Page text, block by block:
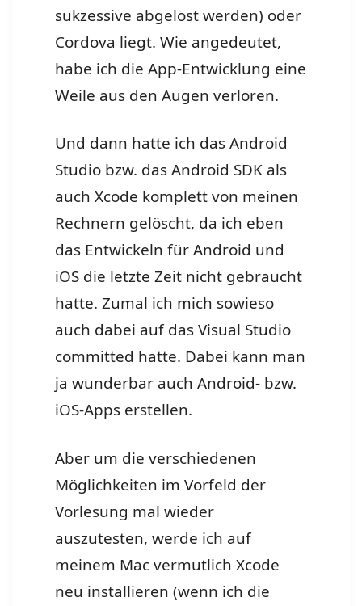
sukzessive abgelöst werden) oder
Cordova liegt. Wie angedeutet,
habe ich die App-Entwicklung eine
Weile aus den Augen verloren.
Und dann hatte ich das Android
Studio bzw. das Android SDK als
auch Xcode komplett von meinen
Rechnern gelöscht, da ich eben
das Entwickeln für Android und
iOS die letzte Zeit nicht gebraucht
hatte. Zumal ich mich sowieso
auch dabei auf das Visual Studio
committed hatte. Dabei kann man
ja wunderbar auch Android- bzw.
iOS-Apps erstellen.
Aber um die verschiedenen
Möglichkeiten im Vorfeld der
Vorlesung mal wieder
auszutesten, werde ich auf
meinem Mac vermutlich Xcode
neu installieren (wenn ich die